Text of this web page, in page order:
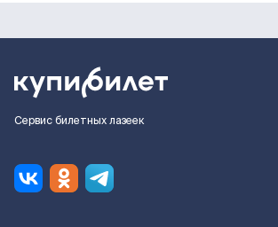
Сервис билетных лазеек